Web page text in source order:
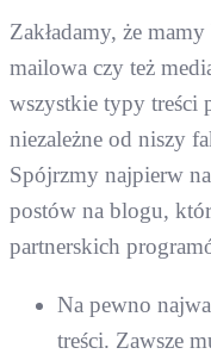
Zakładamy, że
mailowa czy też
wszystkie typy treści
niezależne od niszy
Spójrzmy najpierw
postów na blogu,
partnerskich
Na pewno
treści. Zawsze